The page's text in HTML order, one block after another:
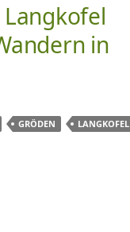
in
GRÖDEN
LANGKOFEL